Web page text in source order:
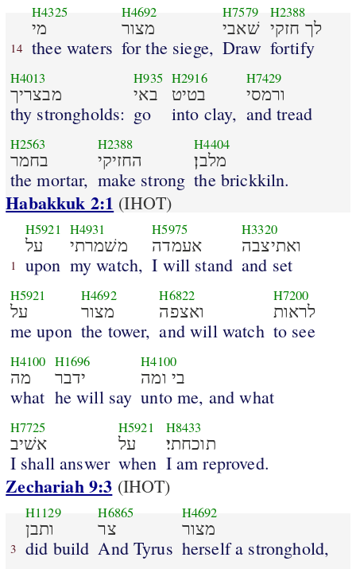
14
H4325
מי
thee waters
H4692
מצור
for the siege,
H7579
שׁאבי
Draw
H2388
לך חזקי
fortify
H4013
מבצריך
thy strongholds:
H935
באי
go
H2916
בטיט
into clay,
H7429
ורמסי
and tread
H2563
בחמר
the mortar,
H2388
החזיקי
make strong
H4404
מלבן׃
the brickkiln.
Habakkuk 2:1 (IHOT)
1
H5921
על
upon
H4931
משׁמרתי
my watch,
H5975
אעמדה
I will stand
H3320
ואתיצבה
and set
H5921
על
me upon
H4692
מצור
the tower,
H6822
ואצפה
and will watch
H7200
לראות
to see
H4100
מה
what
H1696
ידבר
he will say
H4100
בי ומה
unto me, and what
H7725
אשׁיב
I shall answer
H5921
על
when
H8433
תוכחתי׃
I am reproved.
Zechariah 9:3 (IHOT)
3
H1129
ותבן
did build
H6865
צר
And Tyrus
H4692
מצור
herself a stronghold,